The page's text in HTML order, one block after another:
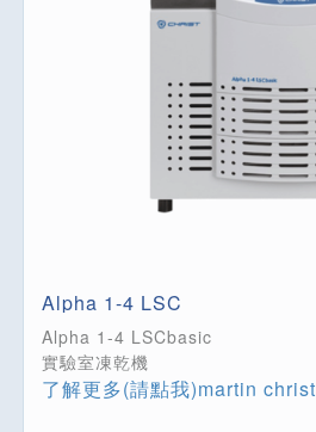
Alpha 1-4 LSC
Alpha 1-4 LSCbasic
實驗室凍乾機
了解更多(請點我)martin christ